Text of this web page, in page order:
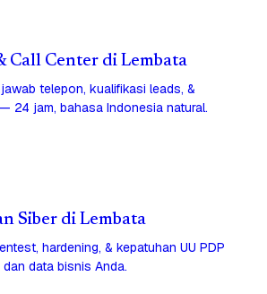
Call Center di Lembata
telepon, kualifikasi leads, &
24 jam, bahasa Indonesia natural.
Siber di Lembata
hardening, & kepatuhan UU PDP
data bisnis Anda.